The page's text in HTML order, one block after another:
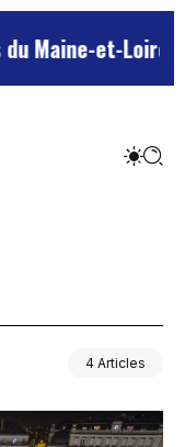
et-Loire ?
4 Articles